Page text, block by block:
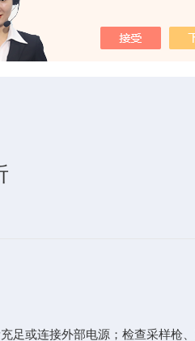
当前
足或连接外部电源；检查采样枪